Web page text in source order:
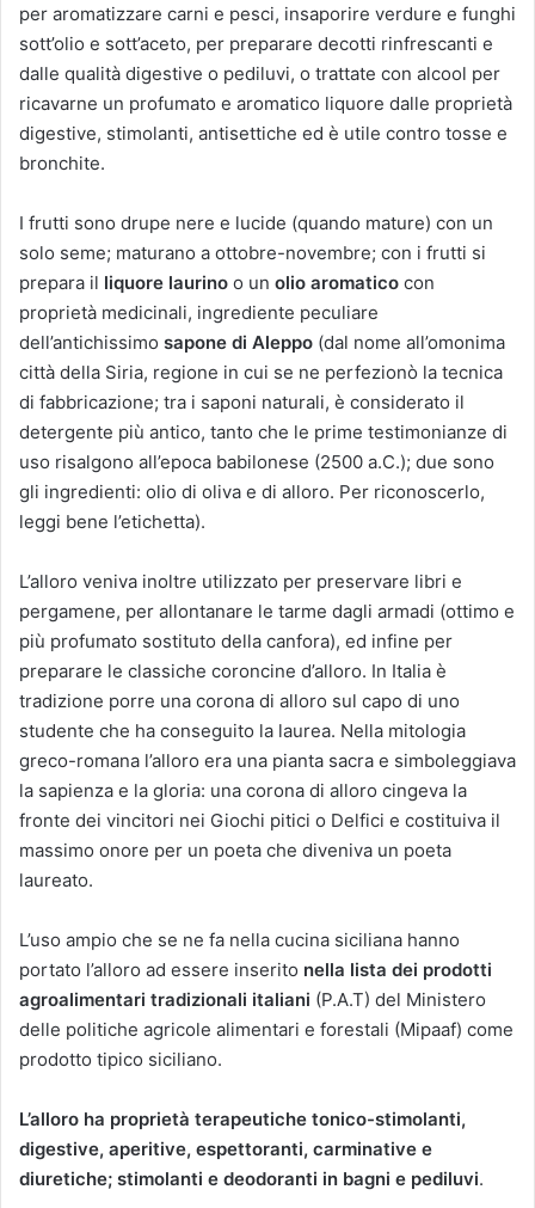
per aromatizzare carni e pesci, insaporire verdure e funghi
sott’olio e sott’aceto, per preparare decotti rinfrescanti e
dalle qualità digestive o pediluvi, o trattate con alcool per
ricavarne un profumato e aromatico liquore dalle proprietà
digestive, stimolanti, antisettiche ed è utile contro tosse e
bronchite.
I frutti sono drupe nere e lucide (quando mature) con un
solo seme; maturano a ottobre-novembre; con i frutti si
prepara il liquore laurino o un olio aromatico con
proprietà medicinali, ingrediente peculiare
dell’antichissimo sapone di Aleppo (dal nome all’omonima
città della Siria, regione in cui se ne perfezionò la tecnica
di fabbricazione; tra i saponi naturali, è considerato il
detergente più antico, tanto che le prime testimonianze di
uso risalgono all’epoca babilonese (2500 a.C.); due sono
gli ingredienti: olio di oliva e di alloro. Per riconoscerlo,
leggi bene l’etichetta).
L’alloro veniva inoltre utilizzato per preservare libri e
pergamene, per allontanare le tarme dagli armadi (ottimo e
più profumato sostituto della canfora), ed infine per
preparare le classiche coroncine d’alloro. In Italia è
tradizione porre una corona di alloro sul capo di uno
studente che ha conseguito la laurea. Nella mitologia
greco-romana l’alloro era una pianta sacra e simboleggiava
la sapienza e la gloria: una corona di alloro cingeva la
fronte dei vincitori nei Giochi pitici o Delfici e costituiva il
massimo onore per un poeta che diveniva un poeta
laureato.
L’uso ampio che se ne fa nella cucina siciliana hanno
portato l’alloro ad essere inserito nella lista dei prodotti
agroalimentari tradizionali italiani (P.A.T) del Ministero
delle politiche agricole alimentari e forestali (Mipaaf) come
prodotto tipico siciliano.
L’alloro ha proprietà terapeutiche tonico-stimolanti,
digestive, aperitive, espettoranti, carminative e
diuretiche; stimolanti e deodoranti in bagni e pediluvi.